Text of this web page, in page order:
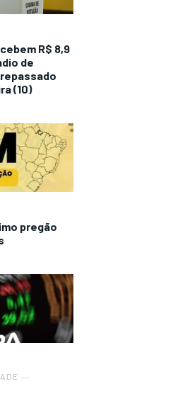
R$ 8,9
de
(10)
pregão
―